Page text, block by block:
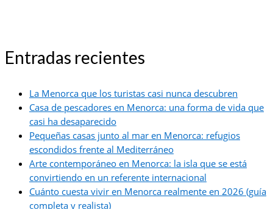
Entradas recientes
La Menorca que los turistas casi nunca descubren
Casa de pescadores en Menorca: una forma de vida que
casi ha desaparecido
Pequeñas casas junto al mar en Menorca: refugios
escondidos frente al Mediterráneo
Arte contemporáneo en Menorca: la isla que se está
convirtiendo en un referente internacional
Cuánto cuesta vivir en Menorca realmente en 2026 (guía
completa y realista)